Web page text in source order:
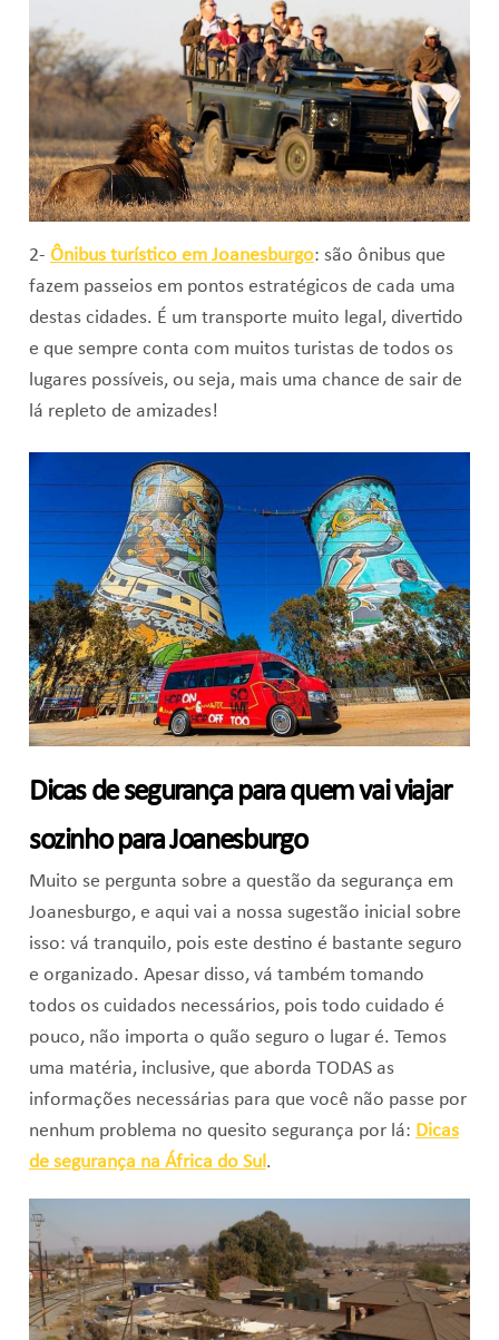
2- Ônibus turístico em Joanesburgo: são ônibus que
fazem passeios em pontos estratégicos de cada uma
destas cidades. É um transporte muito legal, divertido
e que sempre conta com muitos turistas de todos os
lugares possíveis, ou seja, mais uma chance de sair de
lá repleto de amizades!
Dicas de segurança para quem vai viajar
sozinho para Joanesburgo
Muito se pergunta sobre a questão da segurança em
Joanesburgo, e aqui vai a nossa sugestão inicial sobre
isso: vá tranquilo, pois este destino é bastante seguro
e organizado. Apesar disso, vá também tomando
todos os cuidados necessários, pois todo cuidado é
pouco, não importa o quão seguro o lugar é. Temos
uma matéria, inclusive, que aborda TODAS as
informações necessárias para que você não passe por
nenhum problema no quesito segurança por lá: Dicas
de segurança na África do Sul.